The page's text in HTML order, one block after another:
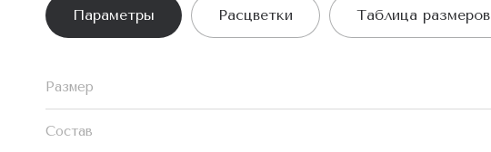
Параметры Расцветки Таблица размеров
Размер
Состав